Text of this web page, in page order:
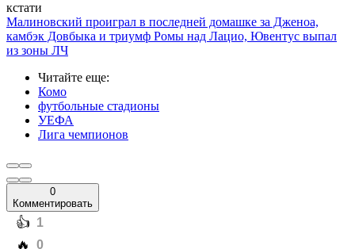
кстати
Малиновский проиграл в последней домашке за Дженоа,
камбэк Довбыка и триумф Ромы над Лацио, Ювентус выпал
из зоны ЛЧ
Читайте еще:
Комо
футбольные стадионы
УЕФА
Лига чемпионов
0
Комментировать
️👍 1
️🔥 0